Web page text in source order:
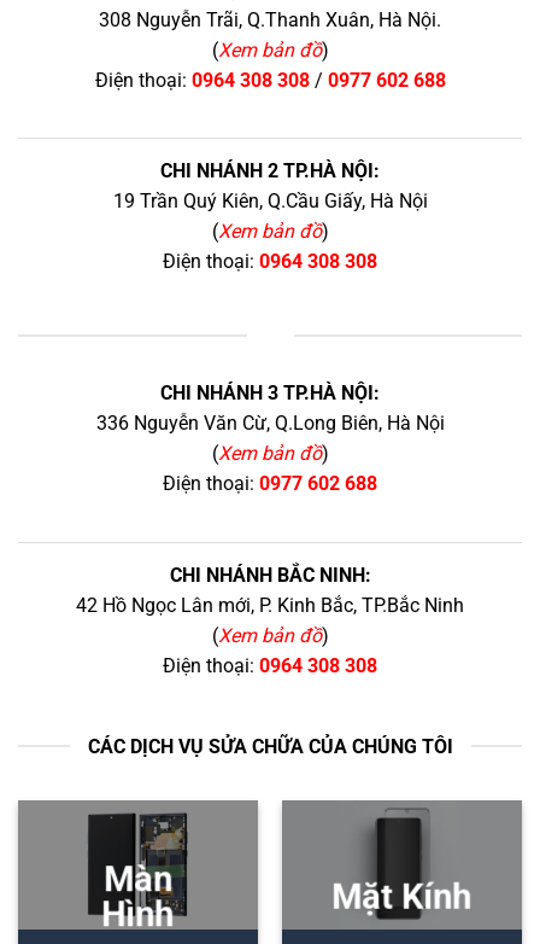
308 Nguyễn Trãi, Q.Thanh Xuân, Hà Nội.
(Xem bản đồ)
Điện thoại: 0964 308 308/ 0977 602 688
CHI NHÁNH 2 TP.HÀ NỘI:
19 Trần Quý Kiên, Q.Cầu Giấy, Hà Nội
(Xem bản đồ)
Điện thoại: 0964 308 308
CHI NHÁNH 3 TP.HÀ NỘI:
336 Nguyễn Văn Cừ, Q.Long Biên, Hà Nội
(Xem bản đồ)
Điện thoại: 0977 602 688
CHI NHÁNH BẮC NINH:
42 Hồ Ngọc Lân mới, P. Kinh Bắc, TP.Bắc Ninh
(Xem bản đồ)
Điện thoại: 0964 308 308
CÁC DỊCH VỤ SỬA CHỮA CỦA CHÚNG TÔI
Màn
Hình
Mặt Kính